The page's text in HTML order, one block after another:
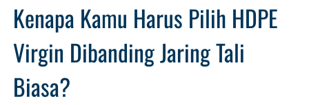
Kenapa Kamu Harus Pilih HDPE
Virgin Dibanding Jaring Tali
Biasa?